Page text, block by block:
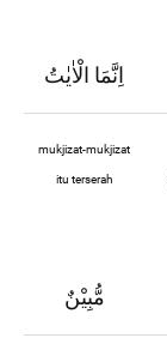
اِنَّمَا الْاٰيٰتُ
mukjizat-mukjizat
itu terserah
مُّبِيْنٌ